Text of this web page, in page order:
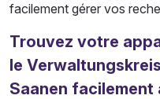
facilement gérer vos
Trouvez votre
le
Saanen